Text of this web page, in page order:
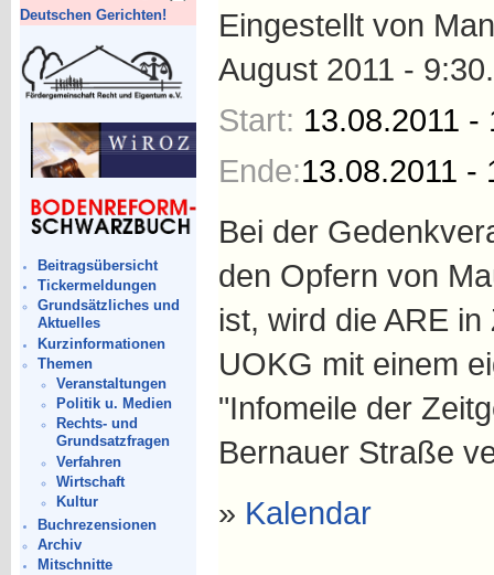
Deutschen Gerichten!
Beitragsübersicht
Tickermeldungen
Grundsätzliches und
Aktuelles
Kurzinformationen
Themen
Veranstaltungen
Politik u. Medien
Rechts- und
Grundsatzfragen
Verfahren
Wirtschaft
Kultur
Buchrezensionen
Archiv
Mitschnitte
Eingestellt von
August 2011 - 9:30.
Start: 13.08.2011 -
Ende:13.08.2011 -
Bei der
den Opfern von
ist, wird die ARE
UOKG mit einem
"Infomeile der
Bernauer Straße
» Kalendar